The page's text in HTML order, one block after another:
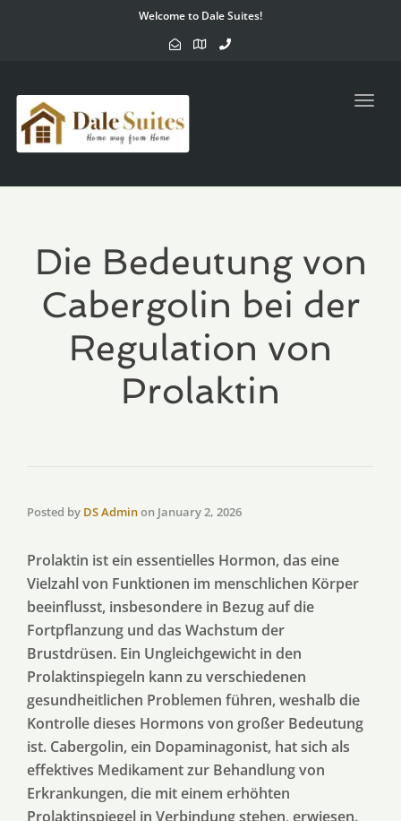
Welcome to Dale Suites!
Die Bedeutung von
Cabergolin bei der
Regulation von
Prolaktin
Posted by DS Adminon January 2, 2026
Prolaktin ist ein essentielles Hormon, das eine
Vielzahl von Funktionen im menschlichen Körper
beeinflusst, insbesondere in Bezug auf die
Fortpflanzung und das Wachstum der
Brustdrüsen. Ein Ungleichgewicht in den
Prolaktinspiegeln kann zu verschiedenen
gesundheitlichen Problemen führen, weshalb die
Kontrolle dieses Hormons von großer Bedeutung
ist. Cabergolin, ein Dopaminagonist, hat sich als
effektives Medikament zur Behandlung von
Erkrankungen, die mit einem erhöhten
Prolaktinspiegel in Verbindung stehen, erwiesen.